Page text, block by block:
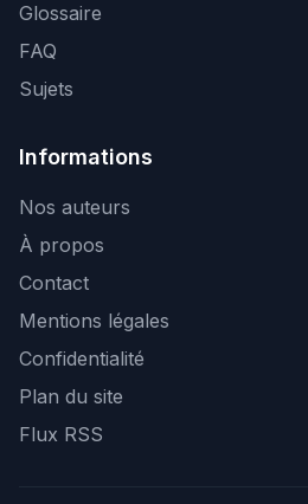
Glossaire
FAQ
Sujets
Informations
Nos auteurs
À propos
Contact
Mentions légales
Confidentialité
Plan du site
Flux RSS